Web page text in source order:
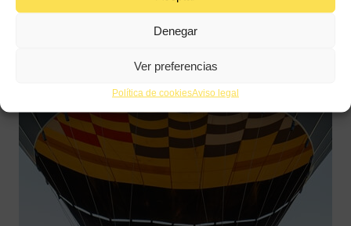
Denegar
Ver preferencias
Política de cookiesAviso legal
especializado en información de gastronomía.